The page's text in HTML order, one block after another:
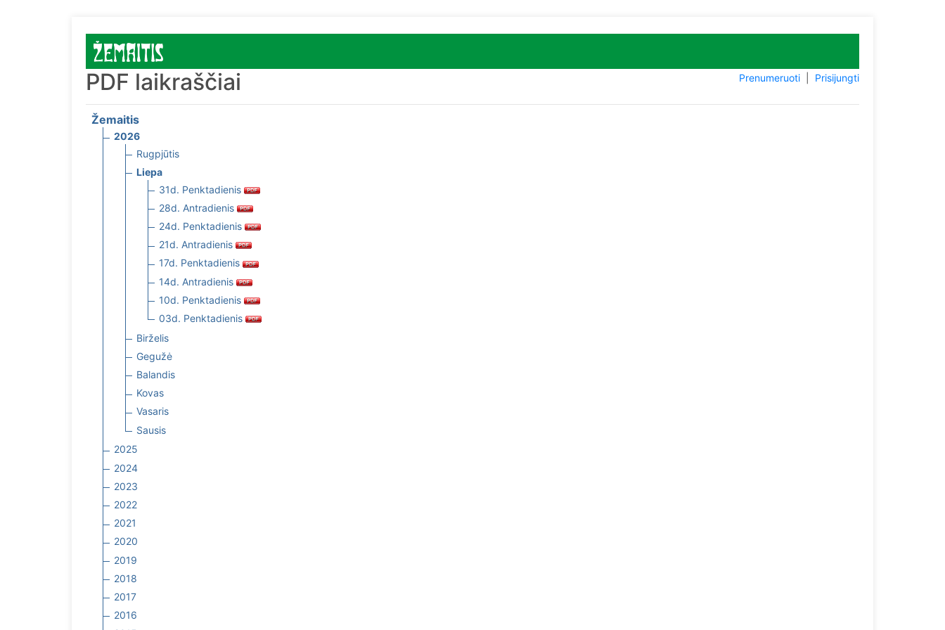
PDF laikraščiai Prenumeruoti| Prisijungti
Žemaitis
2026
Rugpjūtis
Liepa
31d. Penktadienis
28d. Antradienis
24d. Penktadienis
21d. Antradienis
17d. Penktadienis
14d. Antradienis
10d. Penktadienis
03d. Penktadienis
Birželis
Gegužė
Balandis
Kovas
Vasaris
Sausis
2025
2024
2023
2022
2021
2020
2019
2018
2017
2016